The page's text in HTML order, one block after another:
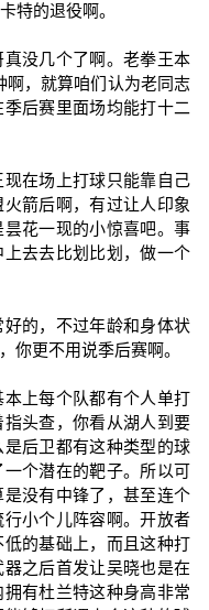
特的退役啊。
没几个了啊。老拳王本
啊，就算咱们认为老同志
后赛里面场均能打十二
在场上打球只能靠自己
箭后啊，有过让人印象
花一现的小惊喜吧。事
去去比划比划，做一个
的，不过年龄和身体状
你更不用说季后赛啊。
上每个队都有个人单打
头查，你看从湖人到要
后卫都有这种类型的球
个潜在的靶子。所以可
没有中锋了，甚至连个
小个儿阵容啊。开放者
的基础上，而且这种打
之后首发让吴晓也是在
有杜兰特这种身高非常